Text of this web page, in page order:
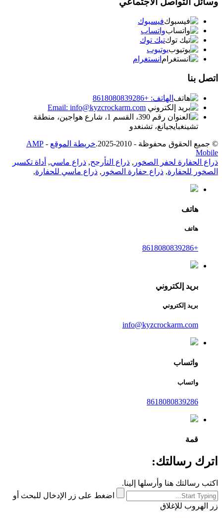
فيسبوك
واتساب
تيك توك
يوتيوب
انستغرام
اتصل بنا
الهاتف: +8618080839286
Email: info@kyzcrockarm.com
رقم 390، القسم 1، شارع هواجين، منطقة
تشينغبايجيانغ، تشنغدو
© جميع الحقوق محفوظة - 2010-2025. خريطة الموقع -
AMP
Mobile
ذراع الحفارة لحفر الصخور , ذراع التأرجح, ذراع ماسي, أداة تكسير
الصخور للحفارة, ذراع حفارة الصخور , ذراع ماسي للحفارة,
هاتف
هاتف
+8618080839286
بريد إلكتروني
بريد إلكتروني
info@kyzcrockarm.com
واتساب
واتساب
8618080839286
قمة
اترك رسالتك:
اكتب رسالتك هنا وأرسلها إلينا.
اضغط على زر الإدخال للبحث أو
زر الهروب للإغلاق